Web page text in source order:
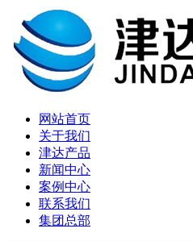
网站首页
关于我们
津达产品
新闻中心
案例中心
联系我们
集团总部